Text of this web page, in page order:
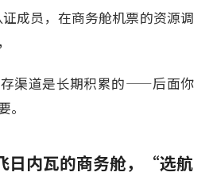
成员，在商务舱机票的资源调
渠道是长期积累的——后面你
日内瓦的商务舱，“选航